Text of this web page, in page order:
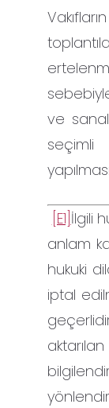
ve
seçimli
yapılması
[E1] İlgili
anlam
hukuki
iptal